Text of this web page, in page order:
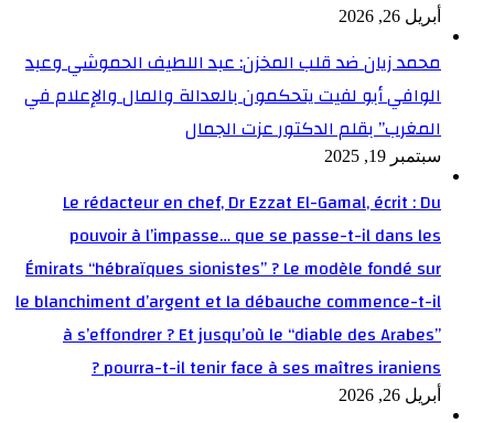
أبريل 26, 2026
محمد زيان ضد قلب المخزن: عبد اللطيف الحموشي وعبد
الوافي أبو لفيت يتحكمون بالعدالة والمال والإعلام في
المغرب” بقلم الدكتور عزت الجمال
سبتمبر 19, 2025
Le rédacteur en chef, Dr Ezzat El-Gamal, écrit : Du
pouvoir à l’impasse… que se passe-t-il dans les
Émirats “hébraïques sionistes” ? Le modèle fondé sur
le blanchiment d’argent et la débauche commence-t-il
à s’effondrer ? Et jusqu’où le “diable des Arabes”
pourra-t-il tenir face à ses maîtres iraniens ?
أبريل 26, 2026